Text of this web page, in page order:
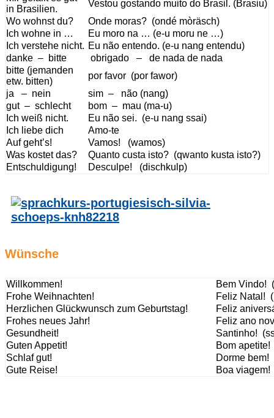
in Brasilien.
Vestou gostando muito do Brasil. (Brasiu)
Wo wohnst du?
Onde moras? (ondé mòräsch)
Ich wohne in …
Eu moro na … (e-u moru ne …)
Ich verstehe nicht. Eu não entendo. (e-u nang entendu)
danke – bitte
obrigado – de nada de nada
bitte (jemanden
etw. bitten)
por favor (por fawor)
ja – nein
sim – não (nang)
gut – schlecht
bom – mau (ma-u)
Ich weiß nicht.
Eu não sei. (e-u nang ssai)
Ich liebe dich
Amo-te
Auf geht’s!
Vamos! (wamos)
Was kostet das?
Quanto custa isto? (qwanto kusta isto?)
Entschuldigung!
Desculpe! (dischkulp)
Wünsche
Willkommen!
Bem Vindo!
Frohe Weihnachten!
Feliz Natal!
Herzlichen Glückwunsch zum Geburtstag!
Feliz
Frohes neues Jahr!
Feliz ano
Gesundheit!
Santinho!
Guten Appetit!
Bom
Schlaf gut!
Dorme
Gute Reise!
Boa